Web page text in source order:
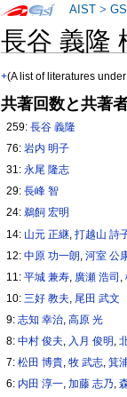
長谷 義隆
+(A list of literatures
共著回数と共著
259:長谷 義隆
76:岩内 明子
31:永尾 隆志
29:長峰 智
24:鵜飼 宏明
14: 山元 正継 ,打越山 詩
12:中原 功一朗 ,河室 公
11:平城 兼寿 廣瀬 浩司 ,
10: 三好 教夫 尾田 武文
9:志知 幸治 ,高原 光
8:中村 俊夫 入月 俊明 ,
7:松田 博貴 ,牧 武志 ,箕
6: 内田 淳一,加藤 志乃,
AIST >